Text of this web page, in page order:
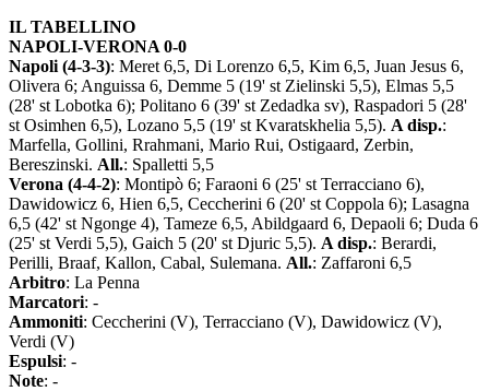
IL TABELLINO
NAPOLI-VERONA 0-0
Napoli (4-3-3): Meret 6,5, Di Lorenzo 6,5, Kim 6,5, Juan Jesus 6,
Olivera 6; Anguissa 6, Demme 5 (19' st Zielinski 5,5), Elmas 5,5
(28' st Lobotka 6); Politano 6 (39' st Zedadka sv), Raspadori 5 (28'
st Osimhen 6,5), Lozano 5,5 (19' st Kvaratskhelia 5,5). A disp.:
Marfella, Gollini, Rrahmani, Mario Rui, Ostigaard, Zerbin,
Bereszinski. All.: Spalletti 5,5
Verona (4-4-2): Montipò 6; Faraoni 6 (25' st Terracciano 6),
Dawidowicz 6, Hien 6,5, Ceccherini 6 (20' st Coppola 6); Lasagna
6,5 (42' st Ngonge 4), Tameze 6,5, Abildgaard 6, Depaoli 6; Duda 6
(25' st Verdi 5,5), Gaich 5 (20' st Djuric 5,5). A disp.: Berardi,
Perilli, Braaf, Kallon, Cabal, Sulemana. All.: Zaffaroni 6,5
Arbitro: La Penna
Marcatori: -
Ammoniti: Ceccherini (V), Terracciano (V), Dawidowicz (V),
Verdi (V)
Espulsi: -
Note: -